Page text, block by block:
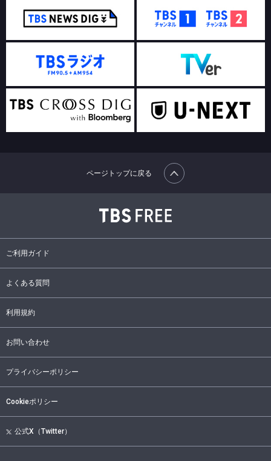
ご利用ガイド
よくある質問
利用規約
お問い合わせ
プライバシーポリシー
Cookieポリシー
公式X（Twitter）
ページトップに戻る